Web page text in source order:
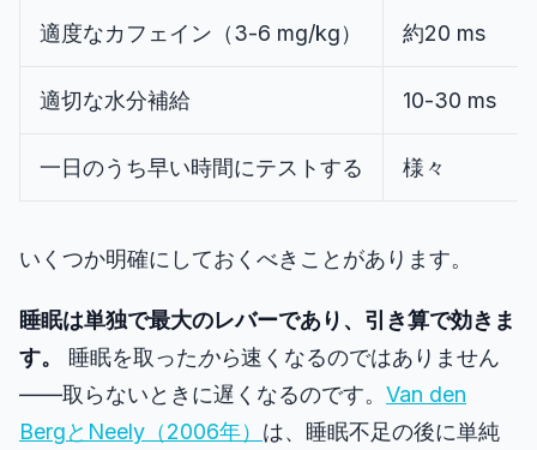
適度なカフェイン（3-6 mg/kg） 約20 ms
適切な水分補給 10-30 ms
一日のうち早い時間にテストする 様々
いくつか明確にしておくべきことがあります。
睡眠は単独で最大のレバーであり、引き算で効きま
す。
睡眠を取ったから速くなるのではありません
――取らないときに遅くなるのです。 Van den
BergとNeely（2006年） は、睡眠不足の後に単純